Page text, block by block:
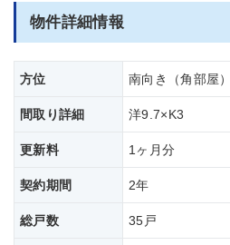
物件詳細情報
方位 南向き（角部屋）
間取り詳細 洋9.7×K3
更新料 1ヶ月分
契約期間 2年
総戸数 35戸